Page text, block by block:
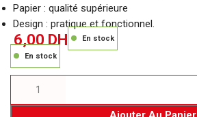
Papier : qualité supérieure
Design : pratique et fonctionnel.
6,00DH
En stock
En stock